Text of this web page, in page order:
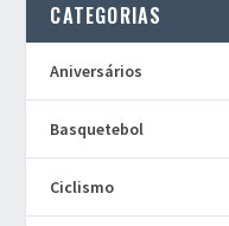
CATEGORIAS
Aniversários
Basquetebol
Ciclismo